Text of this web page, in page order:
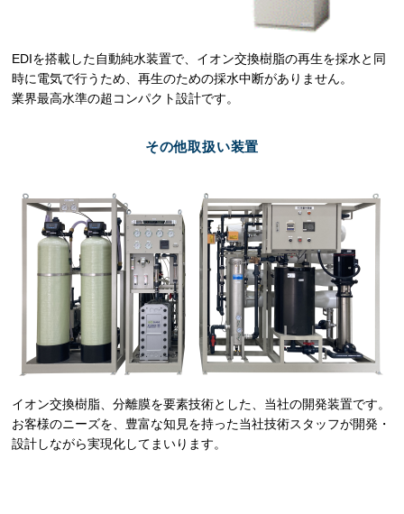
EDIを搭載した自動純水装置で、イオン交換樹脂の再生を採水と同
時に電気で行うため、再生のための採水中断がありません。
業界最高水準の超コンパクト設計です。
その他取扱い装置
イオン交換樹脂、分離膜を要素技術とした、当社の開発装置です。
お客様のニーズを、豊富な知見を持った当社技術スタッフが開発・
設計しながら実現化してまいります。